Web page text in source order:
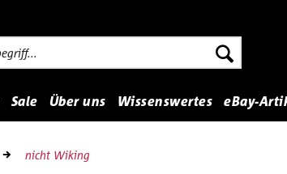
Sale Über uns Wissenswertes eBay-
nicht Wiking